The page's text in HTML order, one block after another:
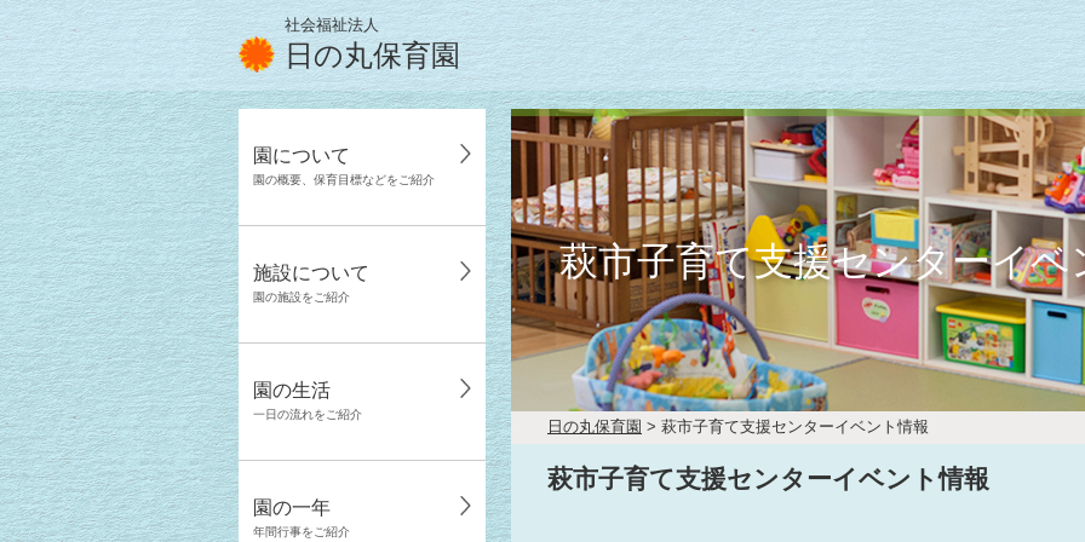
社会福祉法人
日の丸保育園
園について
園の概要、保育目標などをご紹介
施設について
園の施設をご紹介
園の生活
一日の流れをご紹介
園の一年
年間行事をご紹介
萩市子育て支援センターイベ
日の丸保育園 > 萩市子育て支援センターイベント情報
萩市子育て支援センターイベント情報